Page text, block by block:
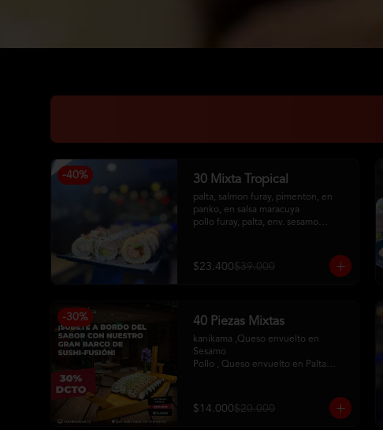
-40% 30 Mixta Tropical
palta, salmon furay, pimenton, en
panko, en salsa maracuya
pollo furay, palta, env. sesamo
kanikama frito, salsa acevichada
$23.400$39.000
-30% 40 Piezas Mixtas
kanikama ,Queso envuelto en
Sesamo
Pollo , Queso envuelto en Palta
$14.000$20.000